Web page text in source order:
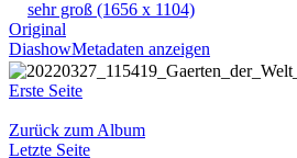
sehr groß (1656 x 1104)
Original
DiashowMetadaten anzeigen
Erste Seite
Zurück zum Album
Letzte Seite